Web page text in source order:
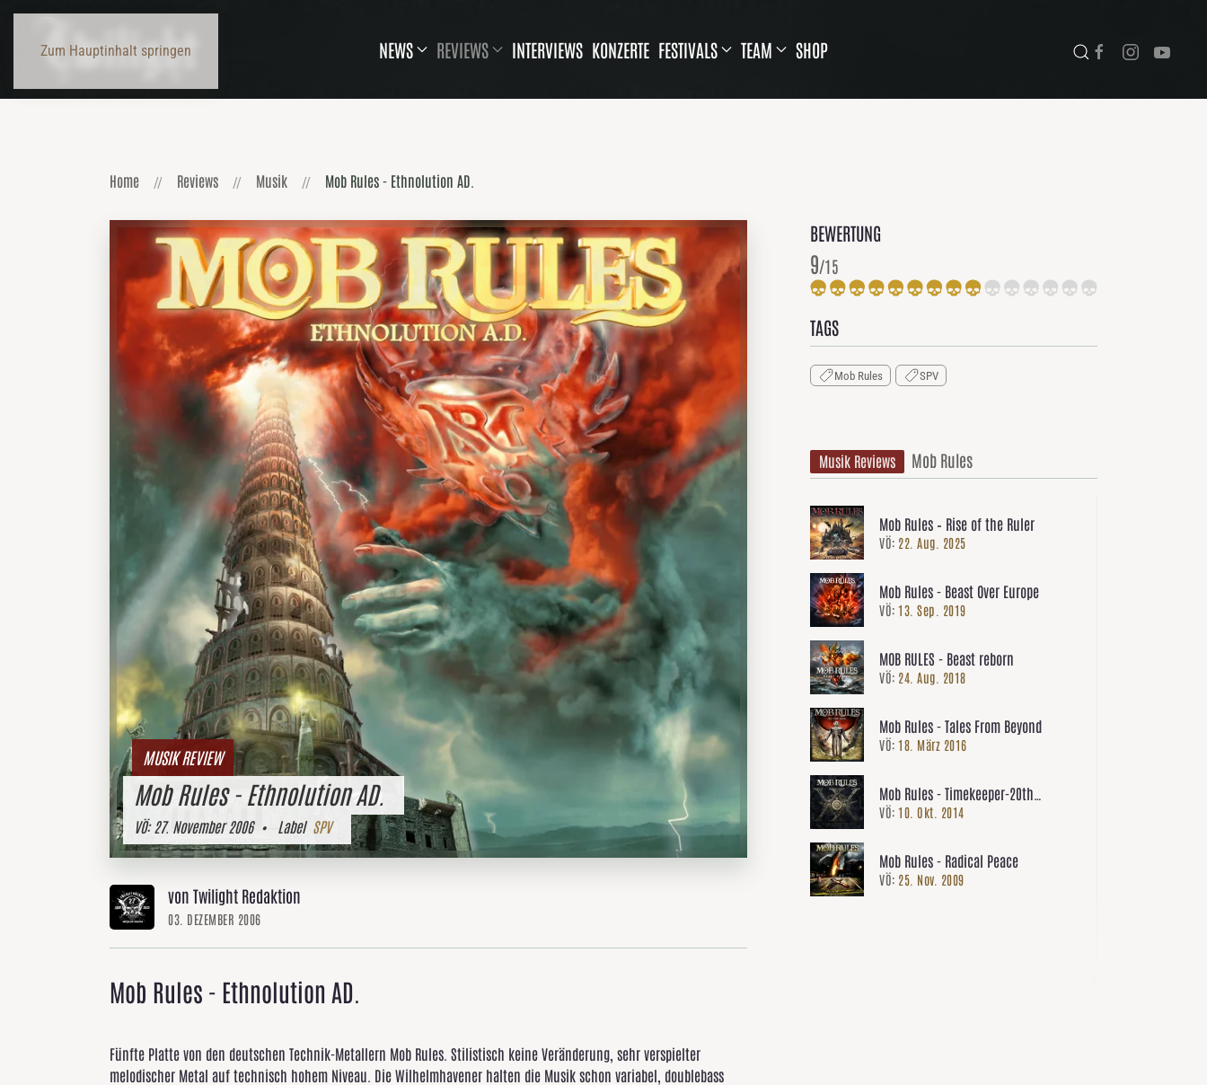
Zum Hauptinhalt springen NEWS REVIEWS INTERVIEWS KONZERTE FESTIVALS TEAM SHOP
Home Reviews Musik Mob Rules - Ethnolution AD.
MUSIK REVIEW
Mob Rules - Ethnolution AD.
VÖ:27. November 2006• Label SPV
von Twilight Redaktion
03. DEZEMBER 2006
Mob Rules - Ethnolution AD.
Fünfte Platte von den deutschen Technik-Metallern Mob Rules. Stilistisch keine Veränderung, sehr verspielter
melodischer Metal auf technisch hohem Niveau. Die Wilhelmhavener halten die Musik schon variabel, doublebass
BEWERTUNG
9/15
TAGS
Mob Rules SPV
Musik Reviews Mob Rules
Mob Rules – Rise of the Ruler
VÖ: 22. Aug. 2025
Mob Rules - Beast Over Europe
VÖ: 13. Sep. 2019
MOB RULES - Beast reborn
VÖ: 24. Aug. 2018
Mob Rules - Tales From Beyond
VÖ: 18. März 2016
Mob Rules - Timekeeper-20th
Anniversary Box (3CD Box Set)
VÖ: 10. Okt. 2014
Mob Rules - Radical Peace
VÖ: 25. Nov. 2009